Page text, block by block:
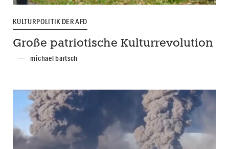
KULTURPOLITIK DER AFD
Große patriotische Kulturrevolution
michael bartsch